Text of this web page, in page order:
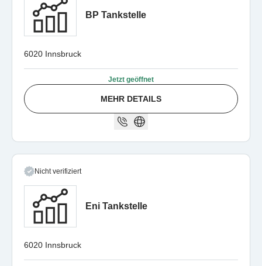
BP Tankstelle
6020 Innsbruck
Jetzt geöffnet
MEHR DETAILS
Nicht verifiziert
Eni Tankstelle
6020 Innsbruck